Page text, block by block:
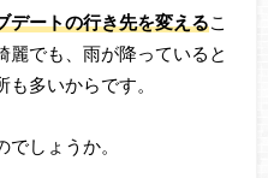
デートの行き先を変えるこ
麗でも、雨が降っていると
多いからです。
しょうか。